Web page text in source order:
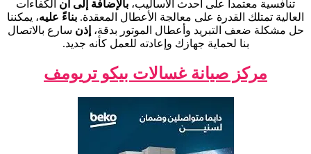
تنافسية معتمداً على أحدث الأساليب، بالإضافة إلى أن الكفاءات
العالية تمتلك القدرة على معالجة الأعطال المعقدة. بناءً عليه، يمكننا
حل مشكلة ضعف التبريد وأعطال الموتور بدقة، إذن سارع بالاتصال
بنا لحماية جهازك وإعادته للعمل كأنه جديد.
مركز صيانة غسالات بيكو تريومف